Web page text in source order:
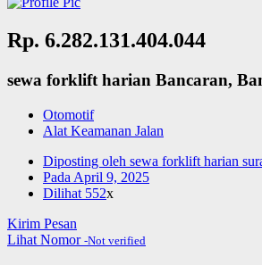
Rp. 6.282.131.404.044
sewa forklift harian Bancaran,
Otomotif
Alat Keamanan Jalan
Diposting oleh sewa forklift harian
Pada April 9, 2025
Dilihat 552x
Kirim Pesan
Lihat Nomor -Not verified